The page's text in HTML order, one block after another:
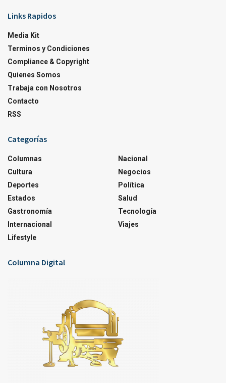
Links Rapidos
Media Kit
Terminos y Condiciones
Compliance & Copyright
Quienes Somos
Trabaja con Nosotros
Contacto
RSS
Categorías
Columnas
Cultura
Deportes
Estados
Gastronomía
Internacional
Lifestyle
Nacional
Negocios
Política
Salud
Tecnología
Viajes
Columna Digital